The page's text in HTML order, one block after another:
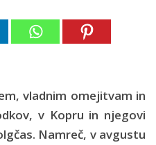
vladnim omejitvam in
v Kopru in njegovi
Namreč, v avgustu